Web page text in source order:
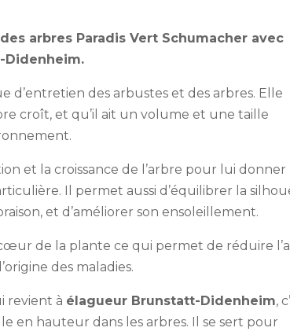
arbres Paradis Vert Schumacher avec
Didenheim.
d’entretien des arbustes et des arbres. Elle
croît, et qu’il ait un volume et une taille
et la croissance de l’arbre pour lui
Il permet aussi d’équilibrer la
et d’améliorer son ensoleillement.
de la plante ce qui permet de réduire
des maladies.
revient à élagueur Brunstatt-Didenheim,
en hauteur dans les arbres. Il se sert pour